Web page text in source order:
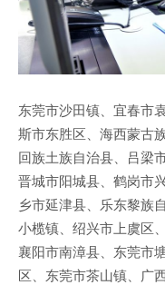
东莞市沙田镇、宜春市
斯市东胜区、海西蒙古
回族土族自治县、吕梁
晋城市阳城县、鹤岗市
乡市延津县、乐东黎族
小榄镇、绍兴市上虞区
襄阳市南漳县、东莞市
区、东莞市茶山镇、广